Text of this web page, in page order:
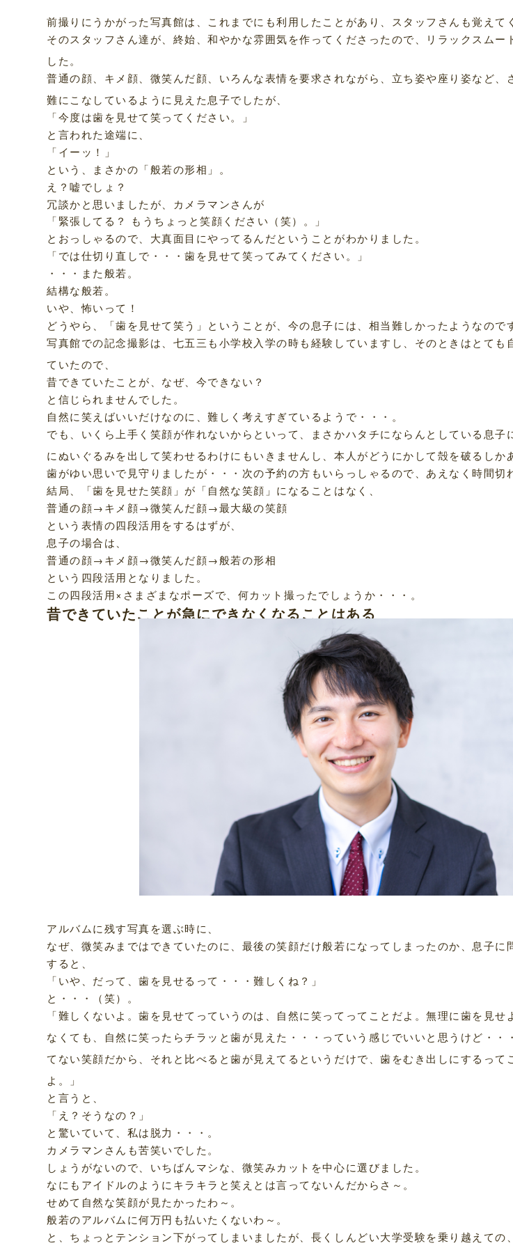
前撮りにうかがった写真館は、これまでにも利用したことがあり、スタッフさんも覚えて
そのスタッフさん達が、終始、和やかな雰囲気を作ってくださったので、リラックスムー
した。
普通の顔、キメ顔、微笑んだ顔、いろんな表情を要求されながら、立ち姿や座り姿など、
難にこなしているように見えた息子でしたが、
「今度は歯を見せて笑ってください。」
と言われた途端に、
「イーッ！」
という、まさかの「般若の形相」。
え？嘘でしょ？
冗談かと思いましたが、カメラマンさんが
「緊張してる？ もうちょっと笑顔ください（笑）。」
とおっしゃるので、大真面目にやってるんだということがわかりました。
「では仕切り直しで・・・歯を見せて笑ってみてください。」
・・・また般若。
結構な般若。
いや、怖いって！
どうやら、「歯を見せて笑う」ということが、今の息子には、相当難しかったようなので
写真館での記念撮影は、七五三も小学校入学の時も経験していますし、そのときはとても
ていたので、
昔できていたことが、なぜ、今できない？
と信じられませんでした。
自然に笑えばいいだけなのに、難しく考えすぎているようで・・・。
でも、いくら上手く笑顔が作れないからといって、まさかハタチにならんとしている息子
にぬいぐるみを出して笑わせるわけにもいきませんし、本人がどうにかして殻を破るしか
歯がゆい思いで見守りましたが・・・次の予約の方もいらっしゃるので、あえなく時間切
結局、「歯を見せた笑顔」が「自然な笑顔」になることはなく、
普通の顔→キメ顔→微笑んだ顔→最大級の笑顔
という表情の四段活用をするはずが、
息子の場合は、
普通の顔→キメ顔→微笑んだ顔→般若の形相
という四段活用となりました。
この四段活用×さまざまなポーズで、何カット撮ったでしょうか・・・。
昔できていたことが急にできなくなることはある
アルバムに残す写真を選ぶ時に、
なぜ、微笑みまではできていたのに、最後の笑顔だけ般若になってしまったのか、息子に
すると、
「いや、だって、歯を見せるって・・・難しくね？」
と・・・（笑）。
「難しくないよ。歯を見せてっていうのは、自然に笑ってってことだよ。無理に歯を見せ
なくても、自然に笑ったらチラッと歯が見えた・・・っていう感じでいいと思うけど・・
てない笑顔だから、それと比べると歯が見えてるというだけで、歯をむき出しにするって
よ。」
と言うと、
「え？そうなの？」
と驚いていて、私は脱力・・・。
カメラマンさんも苦笑いでした。
しょうがないので、いちばんマシな、微笑みカットを中心に選びました。
なにもアイドルのようにキラキラと笑えとは言ってないんだからさ～。
せめて自然な笑顔が見たかったわ～。
般若のアルバムに何万円も払いたくないわ～。
と、ちょっとテンション下がってしまいましたが、長くしんどい大学受験を乗り越えての